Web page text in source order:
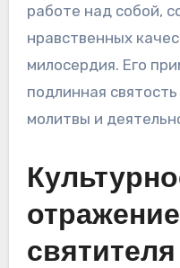
работе над собой,
нравственных
милосердия. Его
подлинная
молитвы и